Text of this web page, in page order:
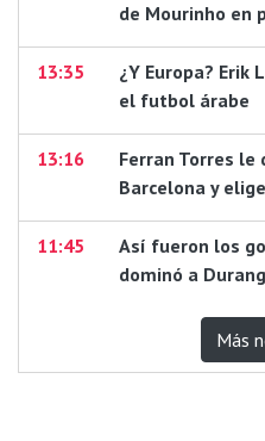
de Mourinho en
13:35
¿Y Europa? Erik
el futbol árabe
13:16
Ferran Torres le
Barcelona y
11:45
Así fueron los
dominó a
Más